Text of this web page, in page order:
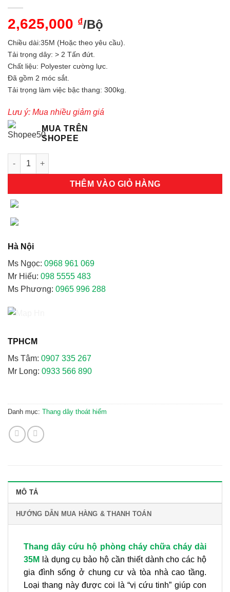
2,625,000 ₫/Bộ
Chiều dài:35M (Hoặc theo yêu cầu).
Tải trọng dây: > 2 Tấn đứt.
Chất liệu: Polyester cường lực.
Đã gồm 2 móc sắt.
Tải trọng làm việc bậc thang: 300kg.
Lưu ý: Mua nhiều giảm giá
MUA TRÊN
SHOPEE
Thang dây cứu hộ phòng cháy chữa cháy dài 35M số lượng
THÊM VÀO GIỎ HÀNG
Hà Nội
Ms Ngọc: 0968 961 069
Mr Hiếu: 098 5555 483
Ms Phương: 0965 996 288
TPHCM
Ms Tâm: 0907 335 267
Mr Long: 0933 566 890
Danh mục: Thang dây thoát hiểm
MÔ TẢ
HƯỚNG DẪN MUA HÀNG & THANH TOÁN
Thang dây cứu hộ phòng cháy chữa cháy dài
35M
là dụng cụ bảo hộ cần thiết dành cho các hộ
gia đình sống ở chung cư và tòa nhà cao tầng.
Loại thang này được coi là “vị cứu tinh” giúp con